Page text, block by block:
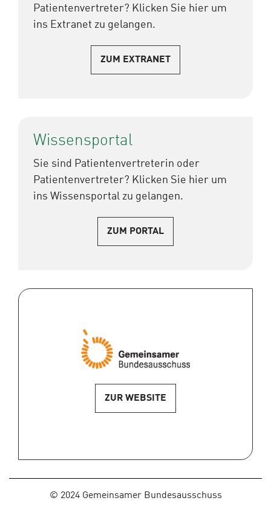
Patientenvertreter? Klicken Sie hier um
ins Extranet zu gelangen.
ZUM EXTRANET
Wissensportal
Sie sind Patientenvertreterin oder
Patientenvertreter? Klicken Sie hier um
ins Wissensportal zu gelangen.
ZUM PORTAL
ZUR WEBSITE
2024 Gemeinsamer Bundesausschuss